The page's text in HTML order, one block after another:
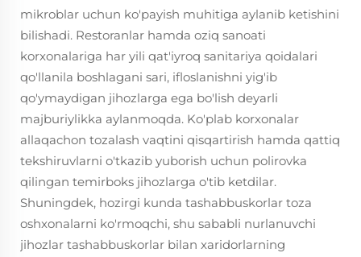
mikroblar uchun ko'payish muhitiga aylanib ketishini
bilishadi. Restoranlar hamda oziq sanoati
korxonalariga har yili qat'iyroq sanitariya qoidalari
qo'llanila boshlagani sari, ifloslanishni yig'ib
qo'ymaydigan jihozlarga ega bo'lish deyarli
majburiylikka aylanmoqda. Ko'plab korxonalar
allaqachon tozalash vaqtini qisqartirish hamda qattiq
tekshiruvlarni o'tkazib yuborish uchun polirovka
qilingan temirboks jihozlarga o'tib ketdilar.
Shuningdek, hozirgi kunda tashabbuskorlar toza
oshxonalarni ko'rmoqchi, shu sababli nurlanuvchi
jihozlar tashabbuskorlar bilan xaridorlarning